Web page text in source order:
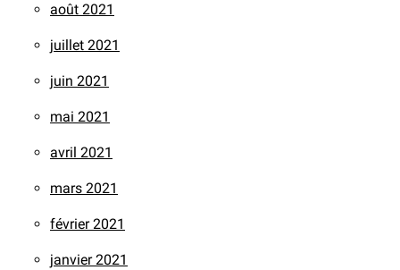
août 2021
juillet 2021
juin 2021
mai 2021
avril 2021
mars 2021
février 2021
janvier 2021